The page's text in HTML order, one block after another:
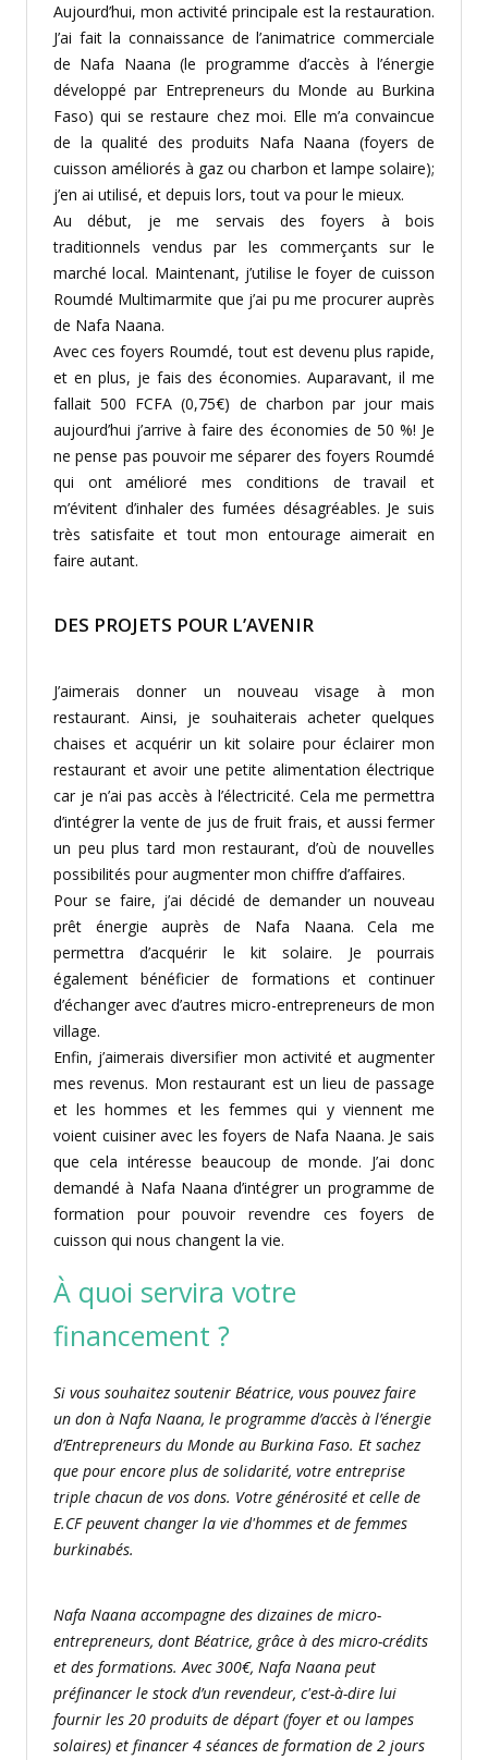
Aujourd’hui, mon activité principale est la restauration.
J’ai fait la connaissance de l’animatrice commerciale
de Nafa Naana (le programme d’accès à l’énergie
développé par Entrepreneurs du Monde au Burkina
Faso) qui se restaure chez moi. Elle m’a convaincue
de la qualité des produits Nafa Naana (foyers de
cuisson améliorés à gaz ou charbon et lampe solaire);
j’en ai utilisé, et depuis lors, tout va pour le mieux.
Au début, je me servais des foyers à bois
traditionnels vendus par les commerçants sur le
marché local. Maintenant, j’utilise le foyer de cuisson
Roumdé Multimarmite que j’ai pu me procurer auprès
de Nafa Naana.
Avec ces foyers Roumdé, tout est devenu plus rapide,
et en plus, je fais des économies. Auparavant, il me
fallait 500 FCFA (0,75€) de charbon par jour mais
aujourd’hui j’arrive à faire des économies de 50 %! Je
ne pense pas pouvoir me séparer des foyers Roumdé
qui ont amélioré mes conditions de travail et
m’évitent d’inhaler des fumées désagréables. Je suis
très satisfaite et tout mon entourage aimerait en
faire autant.
DES PROJETS POUR L’AVENIR
J’aimerais donner un nouveau visage à mon
restaurant. Ainsi, je souhaiterais acheter quelques
chaises et acquérir un kit solaire pour éclairer mon
restaurant et avoir une petite alimentation électrique
car je n’ai pas accès à l’électricité. Cela me permettra
d’intégrer la vente de jus de fruit frais, et aussi fermer
un peu plus tard mon restaurant, d’où de nouvelles
possibilités pour augmenter mon chiffre d’affaires.
Pour se faire, j’ai décidé de demander un nouveau
prêt énergie auprès de Nafa Naana. Cela me
permettra d’acquérir le kit solaire. Je pourrais
également bénéficier de formations et continuer
d’échanger avec d’autres micro-entrepreneurs de mon
village.
Enfin, j’aimerais diversifier mon activité et augmenter
mes revenus. Mon restaurant est un lieu de passage
et les hommes et les femmes qui y viennent me
voient cuisiner avec les foyers de Nafa Naana. Je sais
que cela intéresse beaucoup de monde. J’ai donc
demandé à Nafa Naana d’intégrer un programme de
formation pour pouvoir revendre ces foyers de
cuisson qui nous changent la vie.
À quoi servira votre
financement ?
Si vous souhaitez soutenir Béatrice, vous pouvez faire
un don à Nafa Naana, le programme d’accès à l’énergie
d’Entrepreneurs du Monde au Burkina Faso. Et sachez
que pour encore plus de solidarité, votre entreprise
triple chacun de vos dons. Votre générosité et celle de
E.CF peuvent changer la vie d'hommes et de femmes
burkinabés.
Nafa Naana accompagne des dizaines de micro-
entrepreneurs, dont Béatrice, grâce à des micro-crédits
et des formations. Avec 300€, Nafa Naana peut
préfinancer le stock d’un revendeur, c'est-à-dire lui
fournir les 20 produits de départ (foyer et ou lampes
solaires) et financer 4 séances de formation de 2 jours